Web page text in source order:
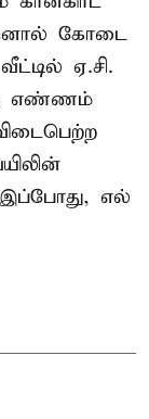
கோடை
ஏ.சி.
எண்ணம்
இப்போது, எல்